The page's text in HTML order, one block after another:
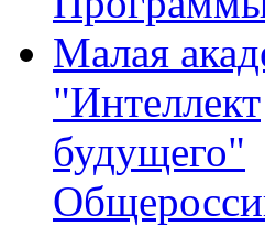
Малая
"Интеллект
будущего"